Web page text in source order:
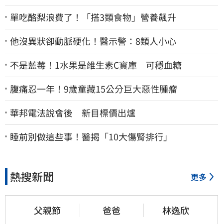
單吃酪梨浪費了！「搭3類食物」營養飆升
他沒異狀卻動脈硬化！醫示警：8類人小心
不是藍莓！1水果是維生素C寶庫 可穩血糖
腹痛忍一年！9歲童藏15公分巨大惡性腫瘤
華邦電法說會後 新目標價出爐
睡前別做這些事！醫揭「10大傷腎排行」
熱搜新聞 更多
父親節 爸爸 林逸欣